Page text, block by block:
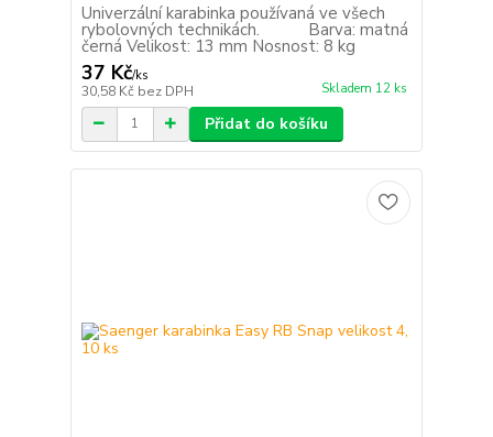
Univerzální karabinka používaná ve všech
rybolovných technikách. Barva: matná
černá Velikost: 13 mm Nosnost: 8 kg
37 Kč/ks
30,58 Kč bez DPH Skladem 12 ks
Přidat do košíku